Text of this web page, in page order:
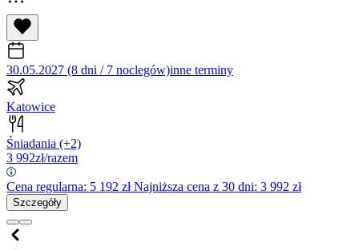
30.05.2027 (8 dni / 7 noclegów)inne terminy
Katowice
Śniadania (+2)
3 992zł/razem
Cena regularna: 5 192 złNajniższa cena z 30 dni: 3 992 zł
Szczegóły